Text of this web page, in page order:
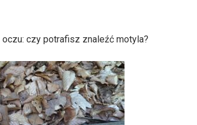
oczu: czy potrafisz znaleźć motyla?